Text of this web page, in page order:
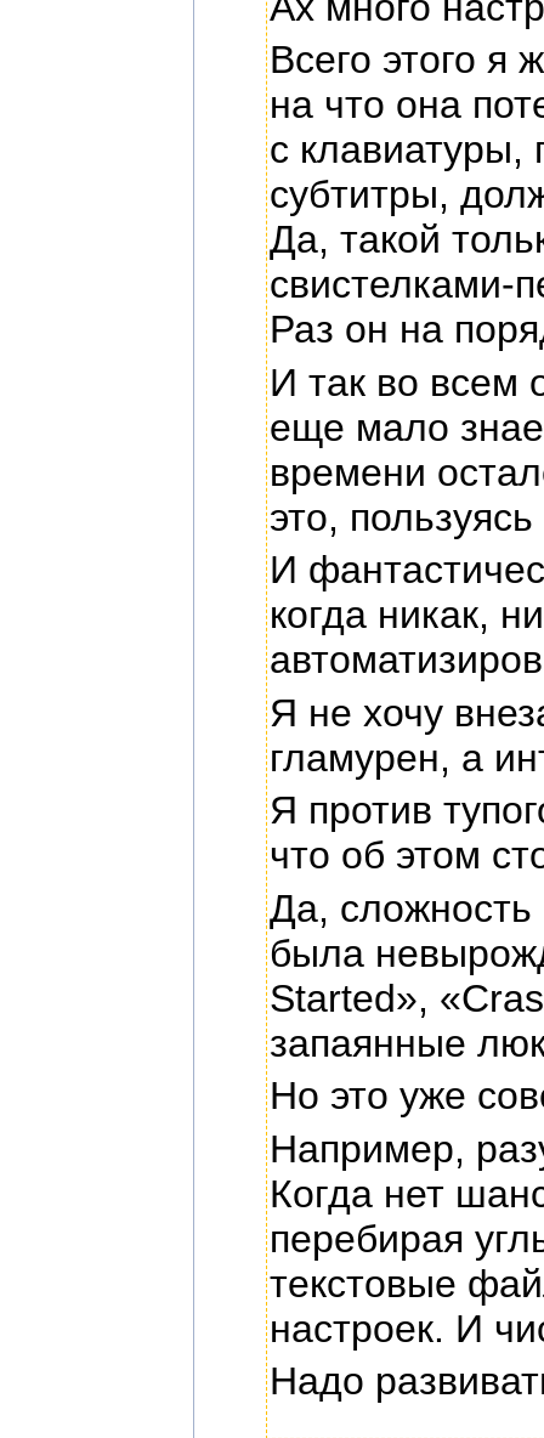
Всего этого
на что она
с клавиатуры,
субтитры,
Да, такой
свистелками-
Раз он на
И так во всем
еще мало
времени
это,
И
когда никак,
Я не хочу
гламурен, а
Я против
что об этом
Да, сложность
была
Started»,
запаянные
Но это уже
Например,
Когда нет
перебирая
текстовые
настроек. И
Надо